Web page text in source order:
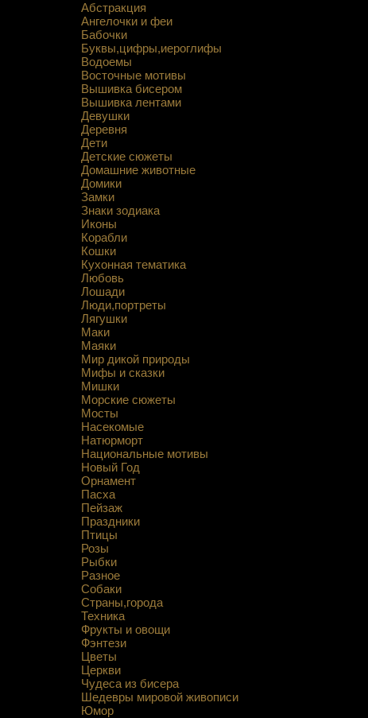
Абстракция
Ангелочки и феи
Бабочки
Буквы,цифры,иероглифы
Водоемы
Восточные мотивы
Вышивка бисером
Вышивка лентами
Девушки
Деревня
Дети
Детские сюжеты
Домашние животные
Домики
Замки
Знаки зодиака
Иконы
Корабли
Кошки
Кухонная тематика
Любовь
Лошади
Люди,портреты
Лягушки
Маки
Маяки
Мир дикой природы
Мифы и сказки
Мишки
Морские сюжеты
Мосты
Насекомые
Натюрморт
Национальные мотивы
Новый Год
Орнамент
Пасха
Пейзаж
Праздники
Птицы
Розы
Рыбки
Разное
Собаки
Страны,города
Техника
Фрукты и овощи
Фэнтези
Цветы
Церкви
Чудеса из бисера
Шедевры мировой живописи
Юмор